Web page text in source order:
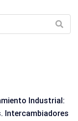
Industrial:
Intercambiadores